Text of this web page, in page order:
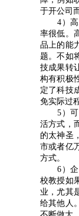
于开公司
4）高
率很低。
品上的能
题。不如
技成果转
构有积极
定了科技
免实际过
5）可
活方式，
的太神圣
市或者亿
方式。
6）企
校教授如
业，尤其
给其他人